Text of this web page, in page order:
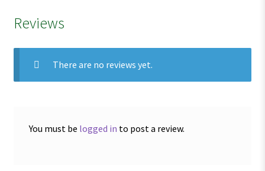
Reviews
There are no reviews yet.
You must be logged in to post a review.